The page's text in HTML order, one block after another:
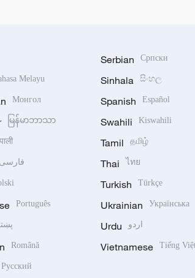
Melayu
Монгол
မြန်မာဘာသာ
فارسی
Português
Română
Русский
Serbian Српски
Sinhala සිංහල
Spanish Español
Swahili Kiswahili
Tamil தமிழ்
Thai ไทย
Turkish Türkçe
Ukrainian Українська
Urdu اردو
Vietnamese Tiếng